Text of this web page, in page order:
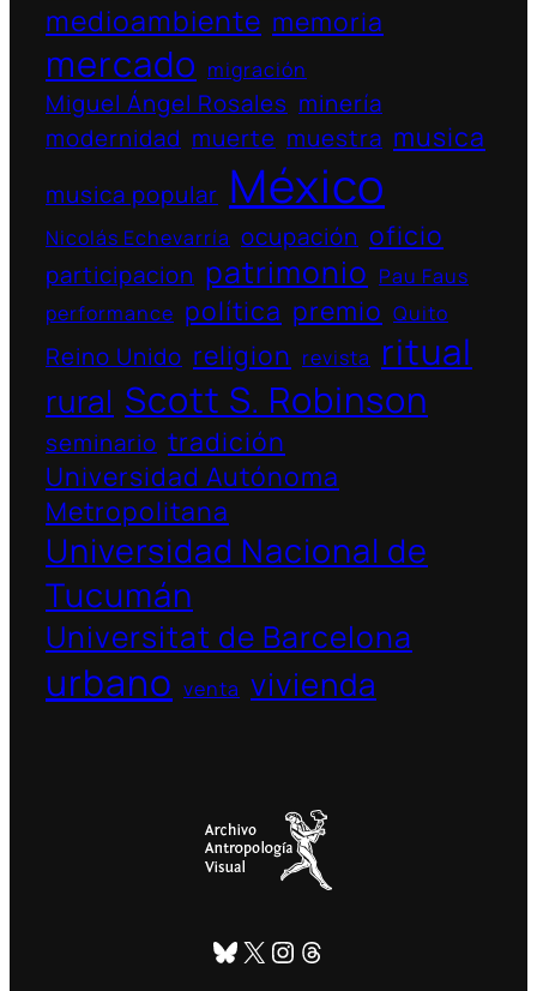
medioambiente memoria
mercado migración
Miguel Ángel Rosales minería
modernidad muerte muestra musica
musica popular México
Nicolás Echevarría ocupación oficio
participacion patrimonio Pau Faus
performance política premio Quito
Reino Unido religion revista ritual
rural Scott S. Robinson
seminario tradición
Universidad Autónoma
Metropolitana
Universidad Nacional de
Tucumán
Universitat de Barcelona
urbano venta vivienda
Bluesky
X Instagram
Threads